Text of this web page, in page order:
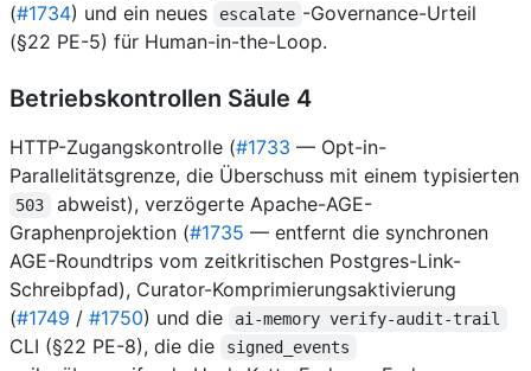
(#1734) und ein neues escalate -Governance-Urteil
(§22 PE-5) für Human-in-the-Loop.
Betriebskontrollen Säule 4
HTTP-Zugangskontrolle (#1733 — Opt-in-
Parallelitätsgrenze, die Überschuss mit einem typisierten
503
abweist), verzögerte Apache-AGE-
Graphenprojektion (#1735 — entfernt die synchronen
AGE-Roundtrips vom zeitkritischen Postgres-Link-
Schreibpfad), Curator-Komprimierungsaktivierung
(#1749 / #1750) und die ai-memory verify-audit-trail
CLI (§22 PE-8), die die signed_events